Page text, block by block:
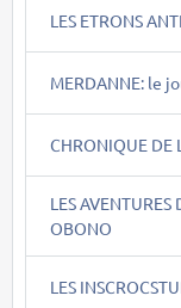
LES ETRONS
MERDANNE: le
CHRONIQUE DE
LES AVENTURES
OBONO
LES